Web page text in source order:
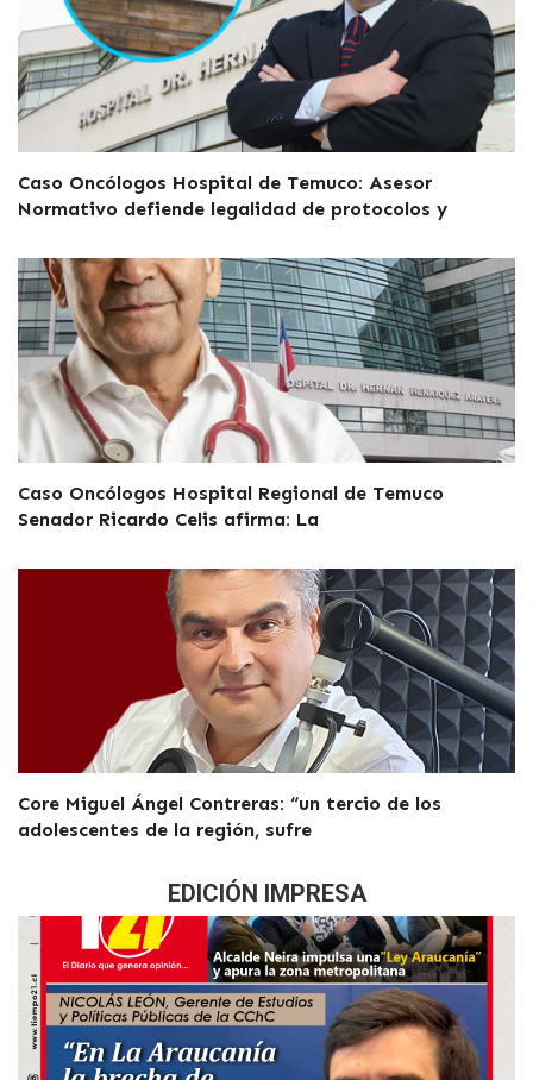
Caso Oncólogos Hospital de Temuco: Asesor
Normativo defiende legalidad de protocolos y
Caso Oncólogos Hospital Regional de Temuco
Senador Ricardo Celis afirma: La
Core Miguel Ángel Contreras: “un tercio de los
adolescentes de la región, sufre
EDICIÓN IMPRESA